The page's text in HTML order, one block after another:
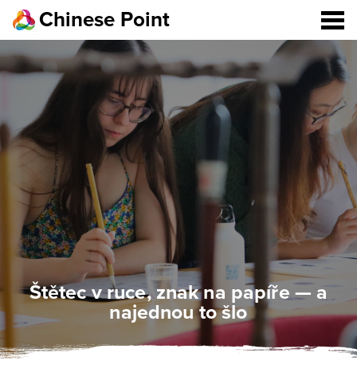
Chinese Point
Štětec v ruce, znak na papíře — a
najednou to šlo